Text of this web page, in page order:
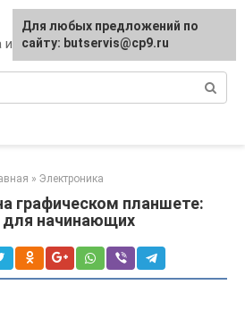
и сада
» Электроника
графическом планшете:
для начинающих
Для любых предложений по
сайту: butservis@cp9.ru